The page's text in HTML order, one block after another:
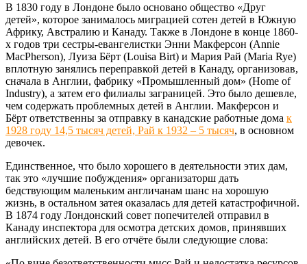
В 1830 году в Лондоне было основано общество «Друг
детей», которое занималось миграцией сотен детей в Южную
Африку, Австралию и Канаду. Также в Лондоне в конце 1860-
х годов три сестры-евангелистки Энни Макферсон (Annie
MacPherson), Луиза Бёрт (Louisa Birt) и Мария Рай (Maria Rye)
вплотную занялись переправкой детей в Канаду, организовав,
сначала в Англии, фабрику «Промышленный дом» (Home of
Industry), а затем его филиалы заграницей. Это было дешевле,
чем содержать проблемных детей в Англии. Макферсон и
Бёрт ответственны за отправку в канадские работные дома к
1928 году 14,5 тысяч детей, Рай к 1932 – 5 тысяч, в основном
девочек.
Единственное, что было хорошего в деятельности этих дам,
так это «лучшие побуждения» организаторш дать
бедствующим маленьким англичанам шанс на хорошую
жизнь, в остальном затея оказалась для детей катастрофичной.
В 1874 году Лондонский совет попечителей отправил в
Канаду инспектора для осмотра детских домов, принявших
английских детей. В его отчёте были следующие слова: